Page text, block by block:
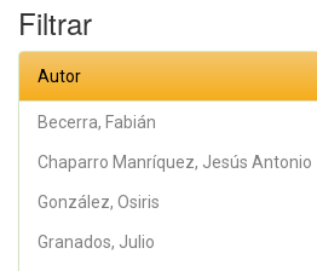
Filtrar
Autor
Becerra, Fabián
Chaparro Manríquez, Jesús Antonio
González, Osiris
Granados, Julio